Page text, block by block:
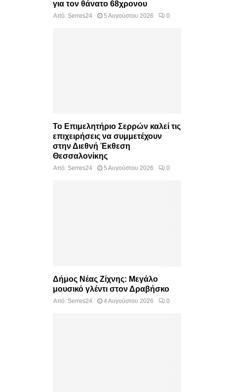
για τον θάνατο 68χρονου
Από: Serres24 5 Αυγούστου 2026 0
Το Επιμελητήριο Σερρών καλεί τις
επιχειρήσεις να συμμετέχουν
στην Διεθνή Έκθεση
Θεσσαλονίκης
Από: Serres24 5 Αυγούστου 2026 0
Δήμος Νέας Ζίχνης: Μεγάλο
μουσικό γλέντι στον Δραβήσκο
Από: Serres24 4 Αυγούστου 2026 0